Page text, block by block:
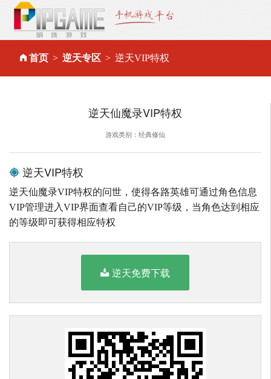
首页 逆天专区 逆天VIP特权
逆天仙魔录VIP特权
游戏类别：经典修仙
逆天VIP特权
逆天仙魔录VIP特权的问世，使得各路英雄可通过角色信息
VIP管理进入VIP界面查看自己的VIP等级，当角色达到相应
的等级即可获得相应特权
逆天免费下载